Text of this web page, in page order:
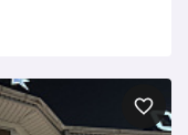
для балкона